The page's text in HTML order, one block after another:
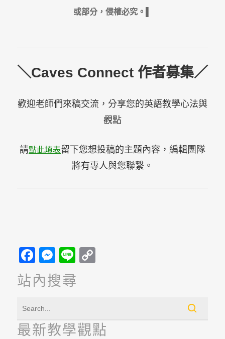
或部分，侵權必究。▌
＼Caves Connect 作者募集／
歡迎老師們來稿交流，分享您的英語教學心法與
觀點
請點此填表留下您想投稿的主題內容，編輯團隊
將有專人與您聯繫。
Facebook
Messenger
Line
站內搜尋
最新教學觀點